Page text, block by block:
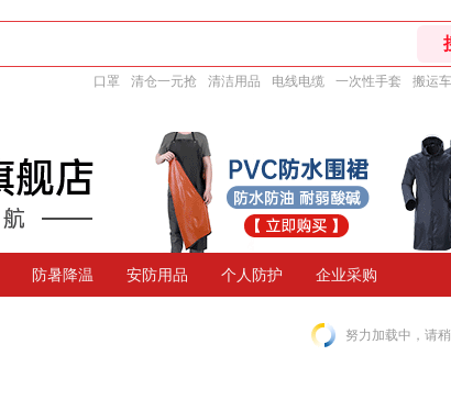
口罩 清仓一元抢 清洁用品 电线电缆 一次性手套 搬运车
防暑降温 安防用品 个人防护 企业采购
努力加载中，请